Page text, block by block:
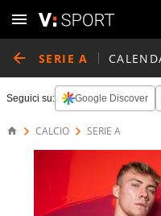
SERIE A
Seguici su: Google Discover
CALCIO SERIE A